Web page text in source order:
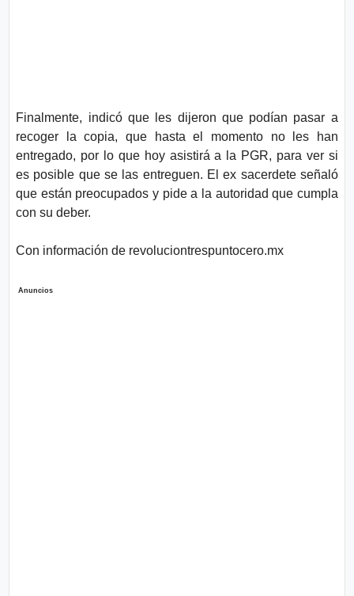
Finalmente, indicó que les dijeron que podían pasar a
recoger la copia, que hasta el momento no les han
entregado, por lo que hoy asistirá a la PGR, para ver si
es posible que se las entreguen. El ex sacerdete señaló
que están preocupados y pide a la autoridad que cumpla
con su deber.
Con información de revoluciontrespuntocero.mx
Anuncios